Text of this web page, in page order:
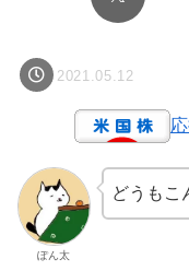
2021.05.12
ぽん太
どうもこ